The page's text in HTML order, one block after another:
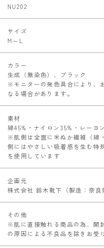
NU202
サイズ
M～L
カラー
生成（無染色）、ブラック
※モニターの発色具合により、
なる場合があります。
素材
綿45%・ナイロン35%・レーヨ
※肌側は全面に米ぬか繊維（綿
側にはやさしい吸着感を生む特
を使用しています
企画元
株式会社 鈴木靴下（製造：奈良
その他
※肌に直接触れる商品の為、開
の原因による不良品を除きお受